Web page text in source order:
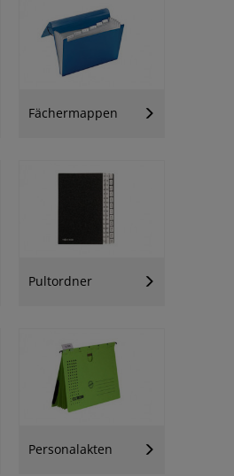
Fächermappen
Pultordner
Personalakten